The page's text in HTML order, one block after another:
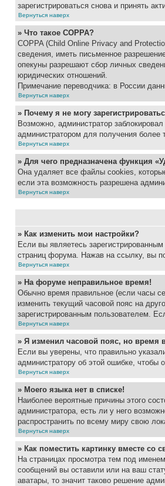
зарегистрироваться снова и принять
Вернуться наверх
» Что такое COPPA?
COPPA (Child Online Privacy and
сведения, иметь письменное
опекуны разрешают сбор личных
юридических отношений.
Примечание переводчика: в России
Вернуться наверх
» Почему я не могу
Возможно, администратор
администратором для получения более
Вернуться наверх
» Для чего предназначена функция
Она удаляет все файлы cookies,
если эта возможность разрешена
Вернуться наверх
» Как изменить мои настройки?
Если вы являетесь
страниц форума. Нажав на ссылку, вы
Вернуться наверх
» На форуме неправильное время!
Обычно время правильное (если часы
изменить текущий часовой пояс на
зарегистрированным пользователем.
Вернуться наверх
» Я изменил часовой пояс, но время
Если вы уверены, что правильно
администратору об этой ошибке, чтобы
Вернуться наверх
» Моего языка нет в списке!
Наиболее вероятные причины этого
администратора, есть ли у него
распространить по всему миру свою
Вернуться наверх
» Как поместить картинку вместе со
На страницах просмотра тем под
сообщений вы оставили или на ваш
аватары, то значит таково решение